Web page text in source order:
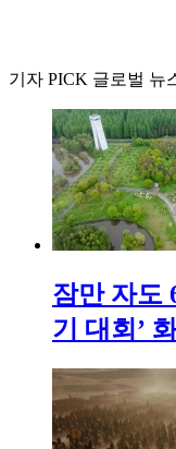
기자 PICK 글로벌 뉴
잠만 자도
기 대회’